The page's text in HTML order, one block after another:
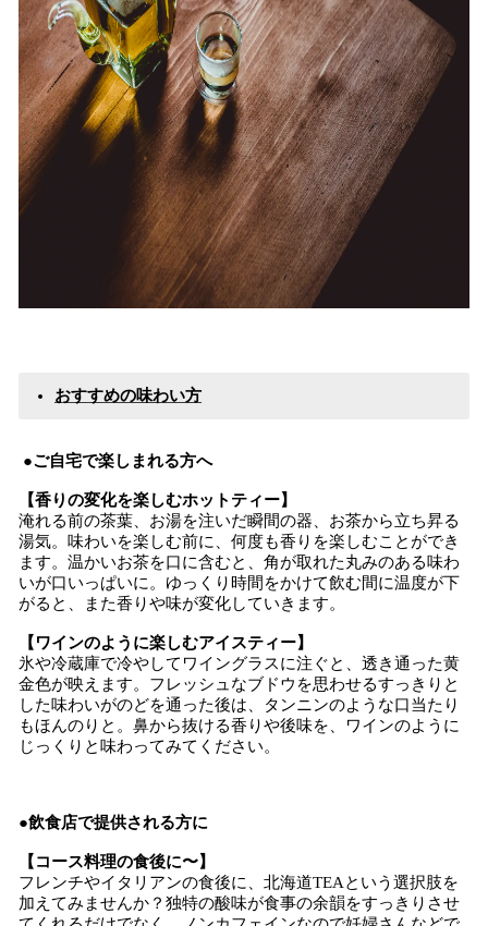
おすすめの味わい方
●ご自宅で楽しまれる方へ
【香りの変化を楽しむホットティー】
淹れる前の茶葉、お湯を注いだ瞬間の器、お茶から立ち昇る
湯気。味わいを楽しむ前に、何度も香りを楽しむことができ
ます。温かいお茶を口に含むと、角が取れた丸みのある味わ
いが口いっぱいに。ゆっくり時間をかけて飲む間に温度が下
がると、また香りや味が変化していきます。
【ワインのように楽しむアイスティー】
氷や冷蔵庫で冷やしてワイングラスに注ぐと、透き通った黄
金色が映えます。フレッシュなブドウを思わせるすっきりと
した味わいがのどを通った後は、タンニンのような口当たり
もほんのりと。鼻から抜ける香りや後味を、ワインのように
じっくりと味わってみてください。
●飲食店で提供される方に
【コース料理の食後に〜】
フレンチやイタリアンの食後に、北海道TEAという選択肢を
加えてみませんか？独特の酸味が食事の余韻をすっきりさせ